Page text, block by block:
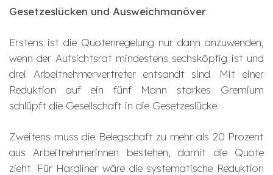
Gesetzeslücken und Ausweichmanöver
Erstens ist die Quotenregelung nur dann anzuwenden,
wenn der Aufsichtsrat mindestens sechsköpfig ist und
drei Arbeitnehmervertreter entsandt sind. Mit einer
Reduktion auf ein fünf Mann starkes Gremium
schlüpft die Gesellschaft in die Gesetzeslücke.
Zweitens muss die Belegschaft zu mehr als 20 Prozent
aus Arbeitnehmerinnen bestehen, damit die Quote
zieht. Für Hardliner wäre die systematische Reduktion